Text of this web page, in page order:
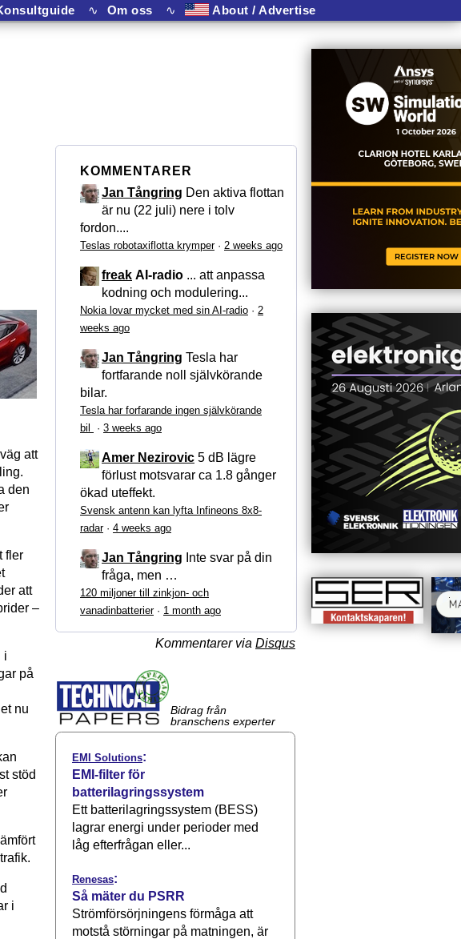
∿ Om oss ∿ About / Advertise
att
den
fler
att
–
i
på
nu
stöd
i
KOMMENTARER
Jan Tångring Den aktiva flottan
är nu (22 juli) nere i tolv
fordon....
Teslas robotaxiflotta krymper· 2 weeks ago
freak AI-radio ... att anpassa
kodning och modulering...
Nokia lovar mycket med sin AI-radio · 2
weeks ago
Jan Tångring Tesla har
fortfarande noll självkörande
bilar.
Tesla har forfarande ingen självkörande
bil
· 3 weeks ago
Amer Nezirovic 5 dB lägre
förlust motsvarar ca 1.8 gånger
ökad uteffekt.
Svensk antenn kan lyfta Infineons 8x8-
radar· 4 weeks ago
Jan Tångring Inte svar på din
fråga, men …
120 miljoner till zinkjon- och
vanadinbatterier· 1 month ago
Kommentarer via Disqus
Bidrag från
branschens experter
EMI Solutions:
EMI-filter för
batterilagringssystem
Ett batterilagringssystem (BESS)
lagrar energi under perioder med
låg efterfrågan eller...
Renesas:
Så mäter du PSRR
Strömförsörjningens förmåga att
motstå störningar på matningen, är